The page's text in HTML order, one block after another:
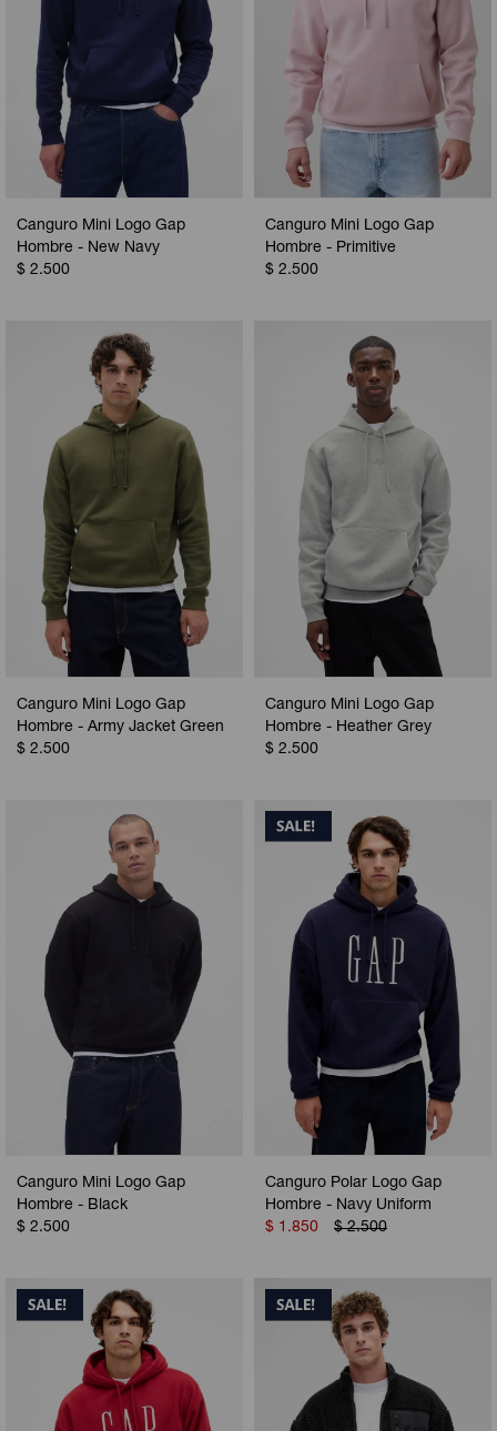
Canguro Mini Logo Gap
Hombre - New Navy
$ 2.500
Canguro Mini Logo Gap
Hombre - Primitive
$ 2.500
Canguro Mini Logo Gap
Hombre - Army Jacket Green
$ 2.500
Canguro Mini Logo Gap
Hombre - Heather Grey
$ 2.500
Canguro Mini Logo Gap
Hombre - Black
$ 2.500
Canguro Polar Logo Gap
Hombre - Navy Uniform
$ 1.850 $ 2.500